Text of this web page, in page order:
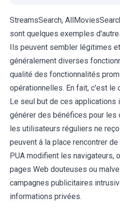
StreamsSearch,
sont quelques exemples
Ils peuvent sembler légitimes
généralement diverses
qualité des fonctionnalités
opérationnelles. En fait, c'est le
Le seul but de ces
générer des bénéfices pour les
les utilisateurs réguliers ne
peuvent à la place rencontrer
PUA modifient les navigateurs,
pages Web douteuses ou
campagnes publicitaires
informations privées.